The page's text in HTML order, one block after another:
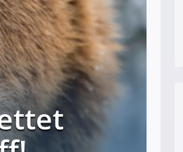
Wofür bekommt man es